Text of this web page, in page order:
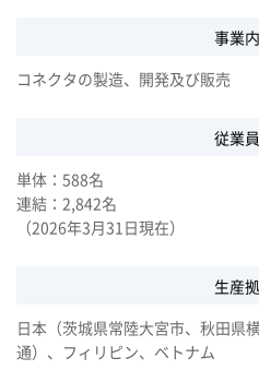
事業
コネクタの製造、開発及び販売
従業
単体：588名
連結：2,842名
（2026年3月31日現在）
生産
日本（茨城県常陸大宮市、秋田県
通）、フィリピン、ベトナム